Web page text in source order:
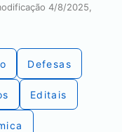
4/8/2025,
Defesas
Editais